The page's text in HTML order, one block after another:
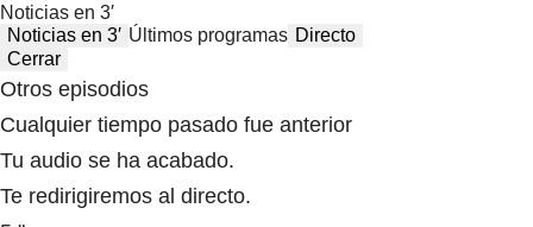
Noticias en 3′
Noticias en 3′ Últimos programas Directo
Cerrar
Otros episodios
Cualquier tiempo pasado fue anterior
Tu audio se ha acabado.
Te redirigiremos al directo.